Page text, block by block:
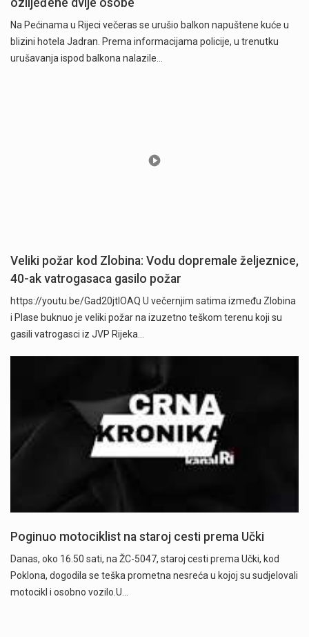
ozlijeđene dvije osobe
Na Pećinama u Rijeci večeras se urušio balkon napuštene kuće u
blizini hotela Jadran. Prema informacijama policije, u trenutku
urušavanja ispod balkona nalazile…
Veliki požar kod Zlobina: Vodu dopremale željeznice,
40-ak vatrogasaca gasilo požar
https://youtu.be/Gad20jtIOAQ U večernjim satima između Zlobina
i Plase buknuo je veliki požar na izuzetno teškom terenu koji su
gasili vatrogasci iz JVP Rijeka…
Poginuo motociklist na staroj cesti prema Učki
Danas, oko 16.50 sati, na ŽC-5047, staroj cesti prema Učki, kod
Poklona, dogodila se teška prometna nesreća u kojoj su sudjelovali
motocikl i osobno vozilo.U…